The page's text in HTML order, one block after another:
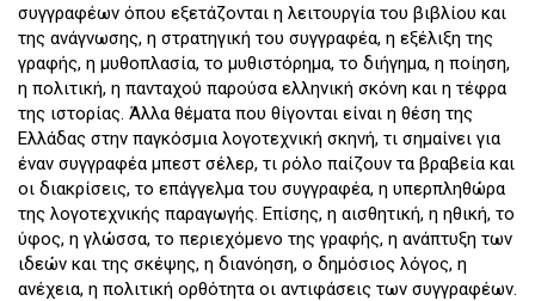
συγγραφέων όπου εξετάζονται η λειτουργία του βιβλίου και
της ανάγνωσης, η στρατηγική του συγγραφέα, η εξέλιξη της
γραφής, η μυθοπλασία, το μυθιστόρημα, το διήγημα, η ποίηση,
η πολιτική, η πανταχού παρούσα ελληνική σκόνη και η τέφρα
της ιστορίας. Άλλα θέματα που θίγονται είναι η θέση της
Ελλάδας στην παγκόσμια λογοτεχνική σκηνή, τι σημαίνει για
έναν συγγραφέα μπεστ σέλερ, τι ρόλο παίζουν τα βραβεία και
οι διακρίσεις, το επάγγελμα του συγγραφέα, η υπερπληθώρα
της λογοτεχνικής παραγωγής. Επίσης, η αισθητική, η ηθική, το
ύφος, η γλώσσα, το περιεχόμενο της γραφής, η ανάπτυξη των
ιδεών και της σκέψης, η διανόηση, ο δημόσιος λόγος, η
ανέχεια, η πολιτική ορθότητα οι αντιφάσεις των συγγραφέων.